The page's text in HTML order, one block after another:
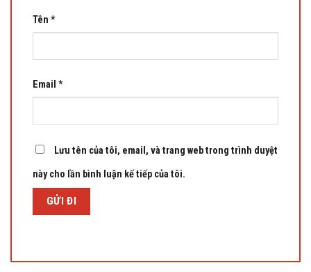
Tên *
Email *
Lưu tên của tôi, email, và trang web trong trình duyệt
này cho lần bình luận kế tiếp của tôi.